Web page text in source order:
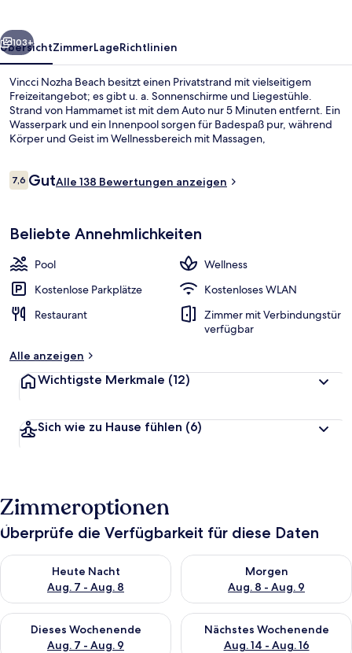
Weiter
103+
ÜbersichtZimmerLageRichtlinien
Vincci Nozha Beach besitzt einen Privatstrand mit vielseitigem
Freizeitangebot; es gibt u. a. Sonnenschirme und Liegestühle.
Strand von Hammamet ist mit dem Auto nur 5 Minuten entfernt. Ein
Wasserpark und ein Innenpool sorgen für Badespaß pur, während
Körper und Geist im Wellnessbereich mit Massagen,
Mittagessen und Abendessen geöffnet. Als weitere Highlights
Bewertungen
7,67,6 von 10.
GutAlle 138 Bewertungen anzeigen
Beliebte Annehmlichkeiten
Pool
Wellness
Kostenlose Parkplätze
Kostenloses WLAN
Restaurant
Zimmer mit Verbindungstür
verfügbar
Alle anzeigen
Wichtigste Merkmale (12)
Sich wie zu Hause fühlen (6)
Zimmeroptionen
Überprüfe die Verfügbarkeit für diese Daten
Heute Nacht
Aug. 7 - Aug. 8
Überprüfe die Verfügbarkeit für heute Nacht, Aug. 7 - Aug. 8.
Morgen
Aug. 8 - Aug. 9
Überprüfe die Verfügbarkeit
Dieses Wochenende
Aug. 7 - Aug. 9
Überprüfe die Verfügbarkeit für dieses Wochenende, Aug. 7
Nächstes Wochenende
Aug. 14 - Aug. 16
Überprüfe die Verfügbarkeit